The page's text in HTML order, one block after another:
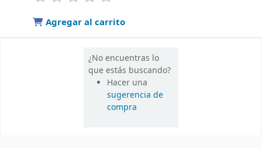
Agregar al carrito
¿No encuentras lo
que estás buscando?
Hacer una
sugerencia de
compra